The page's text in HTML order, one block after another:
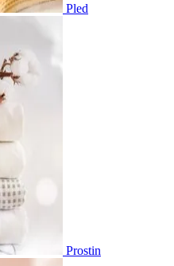
Pled
Prostin